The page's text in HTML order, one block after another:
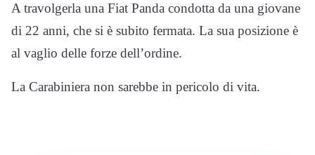
A travolgerla una Fiat Panda condotta da una giovane
di 22 anni, che si è subito fermata. La sua posizione è
al vaglio delle forze dell’ordine.
La Carabiniera non sarebbe in pericolo di vita.